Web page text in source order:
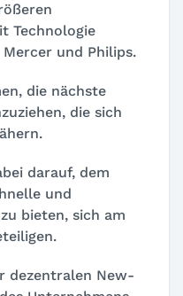
Technologie
und Philips.
die nächste
die sich
darauf, dem
und
bieten, sich am
dezentralen New-